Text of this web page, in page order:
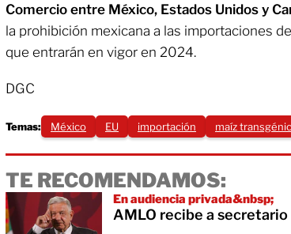
Comercio entre México, Estados Unidos y
la prohibición mexicana a las importaciones
que entrarán en vigor en 2024.
DGC
Temas: México EU importación maíz
TE RECOMENDAMOS:
En audiencia privada&nbsp;
AMLO recibe a